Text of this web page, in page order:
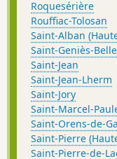
Roquesérière
Rouffiac-Tolosan
Saint-Alban
Saint-Geniès-
Saint-Jean
Saint-Jean-Lherm
Saint-Jory
Saint-Marcel-
Saint-Orens-de-
Saint-Pierre
Saint-Pierre-de-